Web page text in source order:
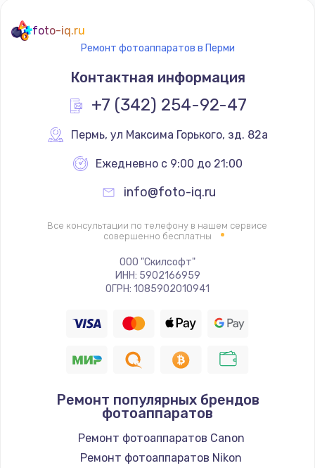
Замена термостата
1200 руб.
Заказать
Замена реле
700 руб.
Заказать
Замена ТЭНа
Заказать
Замена шнура
Заказать
Замена / ремонт электронного модуля
управления
foto-iq.ru
Ремонт фотоаппаратов в Перми
Контактная информация
+7 (342) 254-92-47
Пермь, ул Максима Горького, зд. 82а
Ежедневно с 9:00 до 21:00
info@foto-iq.ru
Все консультации по телефону в нашем сервисе
совершенно бесплатны
ООО "Скилсофт"
ИНН: 5902166959
ОГРН: 1085902010941
Ремонт популярных брендов
фотоаппаратов
Ремонт фотоаппаратов Canon
Ремонт фотоаппаратов Nikon